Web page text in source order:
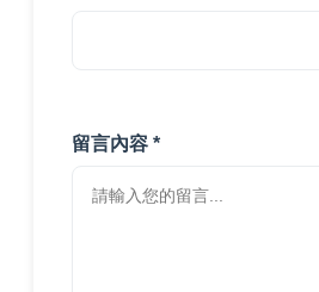
留言內容 *